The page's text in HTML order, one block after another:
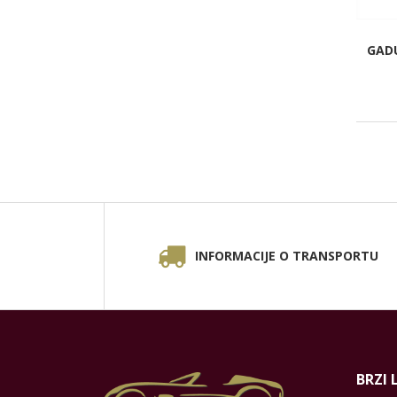
INFORMACIJE O TRANSPORTU
BRZI